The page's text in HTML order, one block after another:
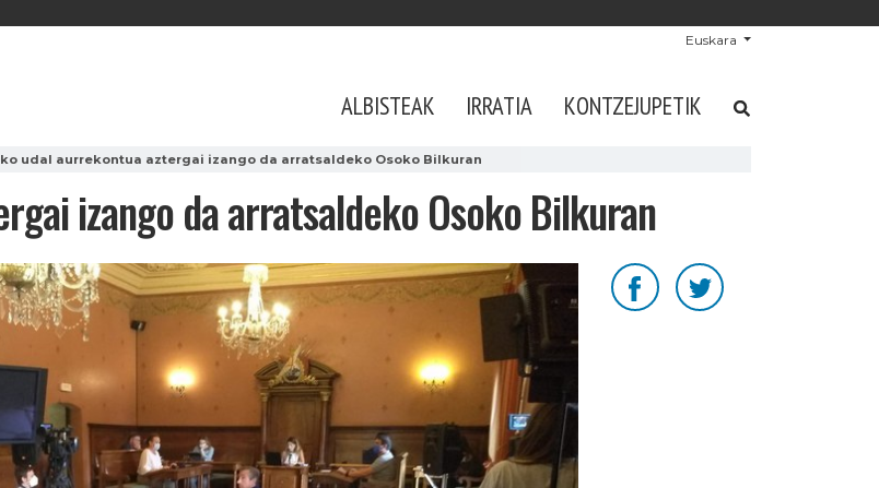
Euskara
ALBISTEAK IRRATIA KONTZEJUPETIK
udal aurrekontua aztergai izango da arratsaldeko Osoko Bilkuran
izango da arratsaldeko Osoko Bilkuran